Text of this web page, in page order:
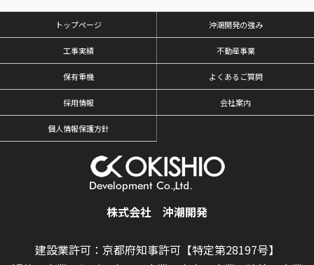
トップページ 沖潮開発の強み
工事実績 不動産事業
保有重機 よくあるご質問
採用情報 会社案内
個人情報保護方針
株式会社 沖潮開発
建設業許可：京都府知事許可【特定第28197号】